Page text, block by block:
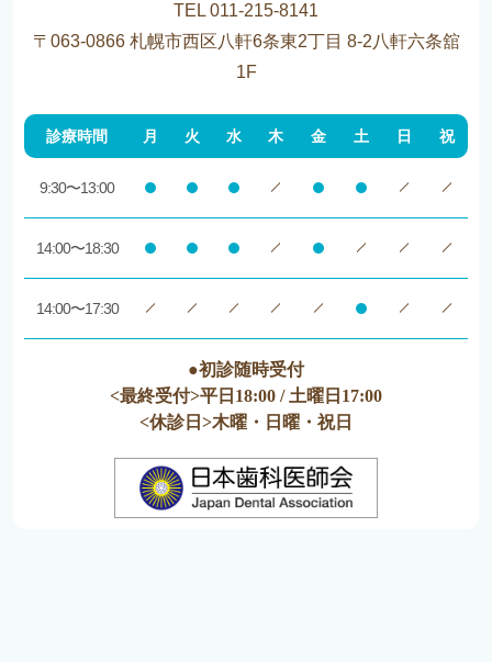
TEL 011-215-8141
〒063-0866 札幌市西区八軒6条東2丁目 8-2八軒六条舘
1F
診療時間 月 火 水 木 金 土 日 祝
9:30〜13:00
14:00〜18:30
14:00〜17:30
●初診随時受付
<最終受付>平日18:00 / 土曜日17:00
<休診日>木曜・日曜・祝日